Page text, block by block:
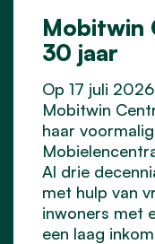
Mobitwin
30 jaar
Op 17 juli
Mobitwin
haar
Al drie
met hulp van
inwoners met
een laag